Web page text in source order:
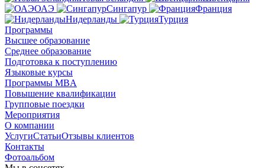
ОАЭ
Сингапур
Франция
Нидерланды
Турция
Программы
Высшее образование
Среднее образование
Подготовка к поступлению
Языковые курсы
Программы MBA
Повышение квалификации
Групповые поездки
Мероприятия
О компании
УслугиСтатьиОтзывы клиентов
Контакты
Фотоальбом